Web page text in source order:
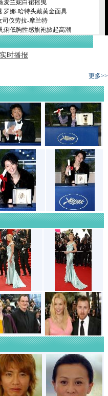
麦兰妮白裙摇曳
罗娜-哈特头戴黄金面具
司仪劳拉-摩兰特
俐低胸性感旗袍掀起高潮
时播报
更多>>